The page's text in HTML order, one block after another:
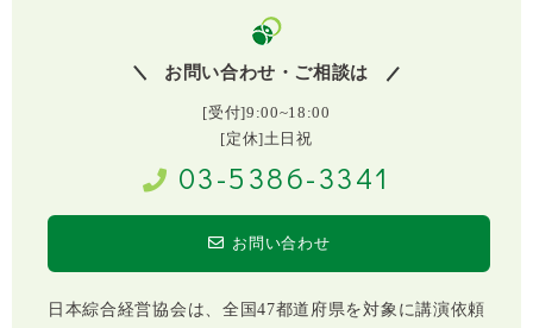
お問い合わせ・ご相談は
[受付]9:00~18:00
[定休]土日祝
03-5386-3341
お問い合わせ
日本綜合経営協会は、全国47都道府県を対象に講演依頼